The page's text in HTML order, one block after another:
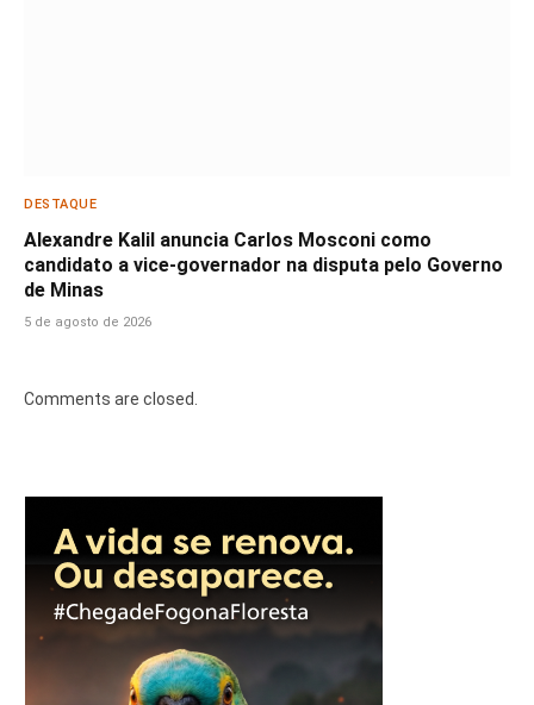
DESTAQUE
Alexandre Kalil anuncia Carlos Mosconi como
candidato a vice-governador na disputa pelo Governo
de Minas
5 de agosto de 2026
Comments are closed.